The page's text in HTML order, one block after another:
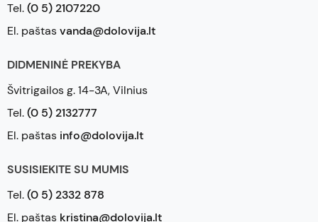
Tel.(0 5) 2107220
El. paštasvanda@dolovija.lt
DIDMENINĖ PREKYBA
Švitrigailos g. 14-3A, Vilnius
Tel.(0 5) 2132777
El. paštas info@dolovija.lt
SUSISIEKITE SU MUMIS
Tel.(0 5) 2332 878
El. paštas kristina@dolovija.lt